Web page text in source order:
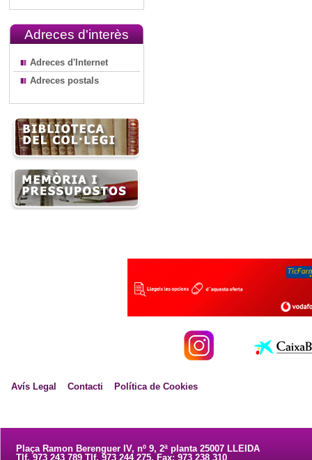
Adreces d'interès
Adreces d'Internet
Adreces postals
Avís Legal Contacti Política de Cookies
Plaça Ramon Berenguer IV, nº 9, 2ª planta 25007 LLEIDA
Tlf. 973 243 789 Tlf. 973 244 275. Fax: 973 238 310